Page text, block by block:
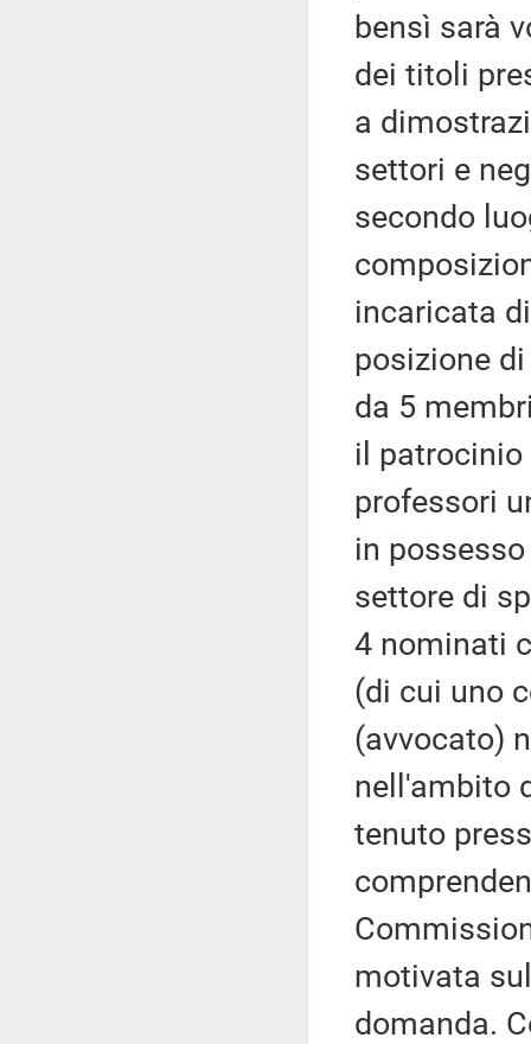
bensì sarà
dei titoli
a
settori e
secondo
incaricata
posizione
da 5
il
professori
in
settore di
4 nominati
(di cui uno
(avvocato)
nell'ambito
tenuto
motivata
domanda.